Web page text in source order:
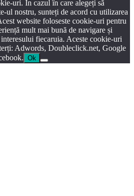
uri. În cazul în care alegeți să
ul nostru, sunteți de acord cu utilizarea
website foloseste cookie-uri pentru
mult mai bună de navigare și
fiecaruia. Aceste cookie-uri
Adwords, Doubleclick.net, Google
Ok